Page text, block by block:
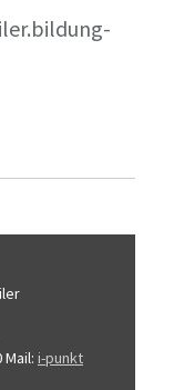
Mail: i-punkt